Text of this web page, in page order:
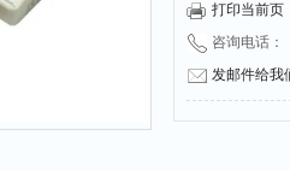
打印当前页
咨询电话：
发邮件给我